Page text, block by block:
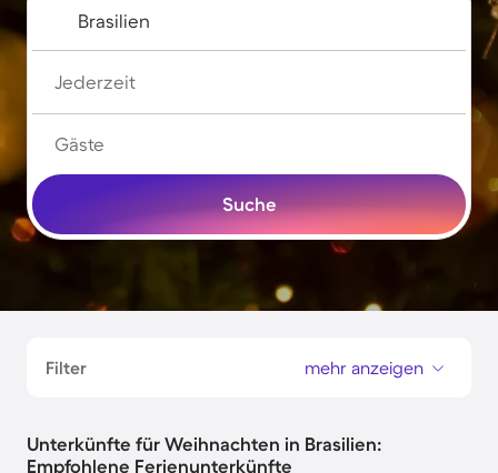
Jederzeit
Gäste
Suche
Filter mehr anzeigen
Unterkünfte für Weihnachten in Brasilien:
Empfohlene Ferienunterkünfte